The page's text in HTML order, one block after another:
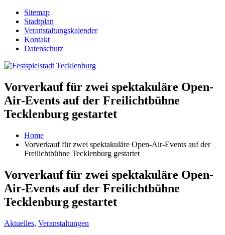
Sitemap
Stadtplan
Veranstaltungskalender
Kontakt
Datenschutz
Vorverkauf für zwei spektakuläre Open-
Air-Events auf der Freilichtbühne
Tecklenburg gestartet
Home
Vorverkauf für zwei spektakuläre Open-Air-Events auf der
Freilichtbühne Tecklenburg gestartet
Vorverkauf für zwei spektakuläre Open-
Air-Events auf der Freilichtbühne
Tecklenburg gestartet
Aktuelles, Veranstaltungen